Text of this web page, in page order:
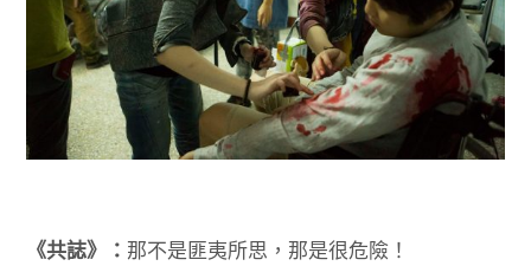
《共誌》： 那不是匪夷所思，那是很危險！